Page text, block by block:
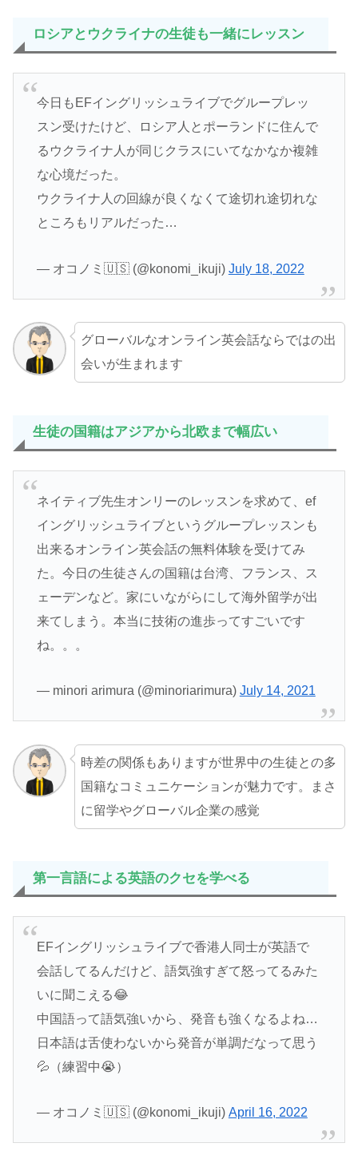
ロシアと ウクライナの生徒も一緒にレッスン
今日もEFイングリッシュライブでグループレッ
スン受けたけど、ロシア人とポーランドに住んで
るウクライナ人が同じクラスにいてなかなか複雑
な心境だった。
ウクライナ人の回線が良くなくて途切れ途切れな
ところもリアルだった…
— オコノミ🇺🇸 (@konomi_ikuji) July 18, 2022
グローバルなオンライン英会話ならではの出
会いが生まれます
生徒の国籍はアジアから北欧まで幅広い
ネイティブ先生オンリーのレッスンを求めて、ef
イングリッシュライブというグループレッスンも
出来るオンライン英会話の無料体験を受けてみ
た。今日の生徒さんの国籍は台湾、フランス、ス
ェーデンなど。家にいながらにして海外留学が出
来てしまう。本当に技術の進歩ってすごいです
ね。。。
— minori arimura (@minoriarimura) July 14, 2021
時差の関係もありますが世界中の生徒との多
国籍なコミュニケーションが魅力です。まさ
に留学やグローバル企業の感覚
第一言語によ る英語のクセを学べる
EFイングリッシュライブで香港人同士が英語で
会話してるんだけど、語気強すぎて怒ってるみた
いに聞こえる😂
中国語って語気強いから、発音も強くなるよね…
日本語は舌使わないから発音が単調だなって思う
💦（練習中😭）
— オコノミ🇺🇸 (@konomi_ikuji) April 16, 2022